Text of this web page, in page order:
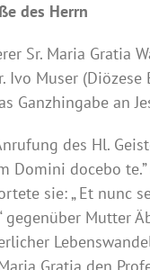
des Herrn
Sr. Maria Gratia
Ivo Muser
Ganzhingabe an
des Hl.
Domini docebo
sie: „ Et nunc
gegenüber Mutter